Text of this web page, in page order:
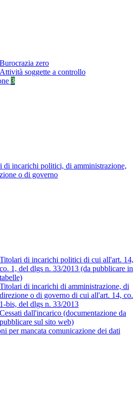
Burocrazia zero
Attività soggette a controllo
3
di incarichi politici, di amministrazione,
o di governo
Titolari di incarichi politici di cui all'art. 14,
co. 1, del dlgs n. 33/2013 (da pubblicare in
tabelle)
Titolari di incarichi di amministrazione, di
direzione o di governo di cui all'art. 14, co.
1-bis, del dlgs n. 33/2013
Cessati dall'incarico (documentazione da
pubblicare sul sito web)
per mancata comunicazione dei dati